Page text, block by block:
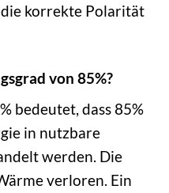
korrekte Polarität
von 85%?
bedeutet, dass 85%
in nutzbare
werden. Die
verloren. Ein